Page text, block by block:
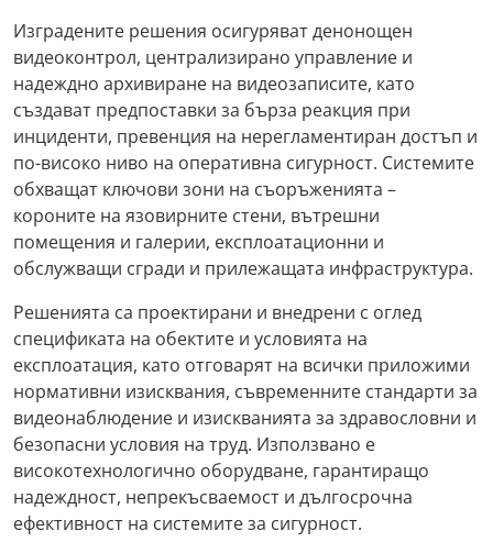
Изградените решения осигуряват денонощен
видеоконтрол, централизирано управление и
надеждно архивиране на видеозаписите, като
създават предпоставки за бърза реакция при
инциденти, превенция на нерегламентиран достъп и
по-високо ниво на оперативна сигурност. Системите
обхващат ключови зони на съоръженията –
короните на язовирните стени, вътрешни
помещения и галерии, експлоатационни и
обслужващи сгради и прилежащата инфраструктура.
Решенията са проектирани и внедрени с оглед
спецификата на обектите и условията на
експлоатация, като отговарят на всички приложими
нормативни изисквания, съвременните стандарти за
видеонаблюдение и изискванията за здравословни и
безопасни условия на труд. Използвано е
високотехнологично оборудване, гарантиращо
надеждност, непрекъсваемост и дългосрочна
ефективност на системите за сигурност.